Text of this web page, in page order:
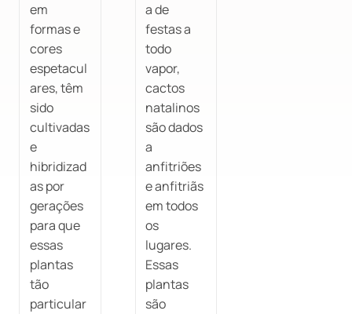
em
formas e
cores
espetacul
ares, têm
sido
cultivadas
e
hibridizad
as por
gerações
para que
essas
plantas
tão
particular
a de
festas a
todo
vapor,
cactos
natalinos
são dados
a
anfitriões
e anfitriãs
em todos
os
lugares.
Essas
plantas
são